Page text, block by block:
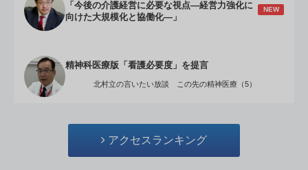
「今後の介護経営に必要な視点―経営力強化に
向けた大規模化と協働化―」
NEW
精神科医療版「看護必要度」を提言
北村立の言いたい放談 この先の精神医療（5）
アクセスランキング